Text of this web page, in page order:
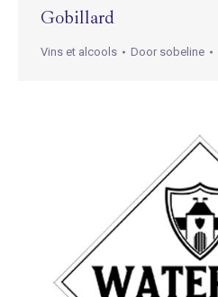
Gobillard
Vins et alcools Door sobeline